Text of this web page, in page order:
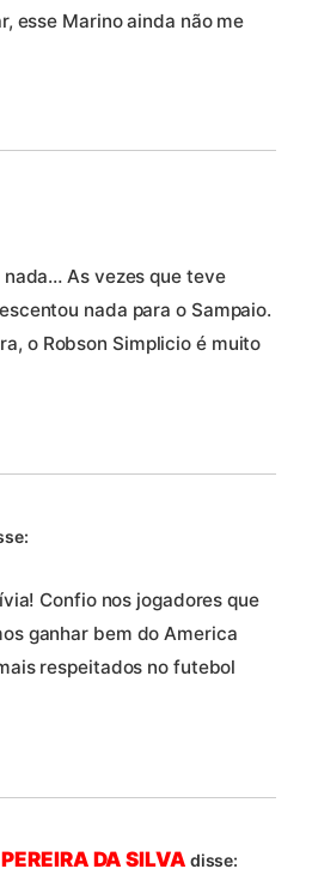
esse Marino ainda não me
nada… As vezes que teve
nada para o Sampaio.
o Robson Simplicio é muito
Confio nos jogadores que
ganhar bem do America
respeitados no futebol
DA SILVA disse: